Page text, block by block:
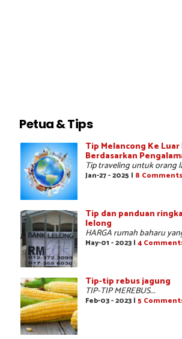
Petua & Tips
Tip Melancong Ke Luar
Berdasarkan
Tip traveling untuk orang
Jan-27 - 2025 | 8 Comments
Tip dan panduan
lelong
HARGA rumah baharu
May-01 - 2023 | 4
Tip-tip rebus jagung
TIP-TIP MEREBUS...
Feb-03 - 2023 | 5